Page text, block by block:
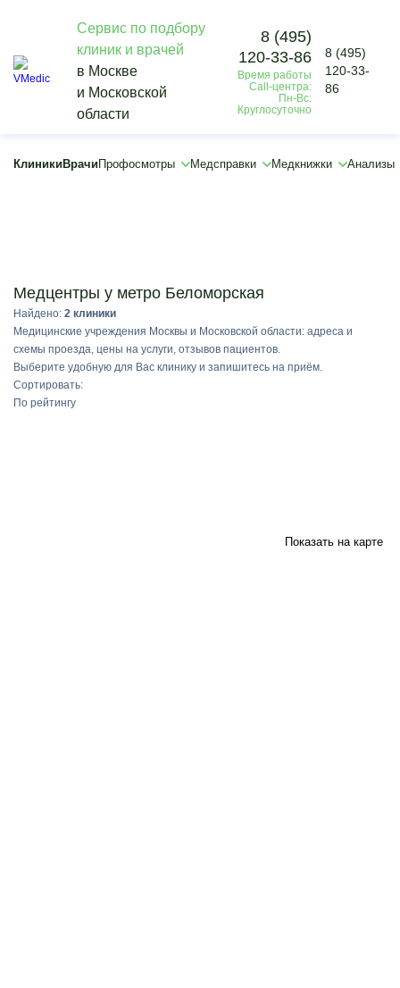
Сервис по подбору
клиник и врачей
в Москве
и Московской
области
8 (495)
120-33-86
Время работы
Call-центра:
Пн-Вс:
Круглосуточно
8 (495)
120-33-
86
Клиники Врачи Профосмотры Медсправки Медкнижки Анализы
Vmedic
Клиники
Беломорская
Медцентры у метро Беломорская
Найдено: 2 клиники
Медицинские учреждения Москвы и Московской области: адреса и
схемы проезда, цены на услуги, отзывов пациентов.
Выберите удобную для Вас клинику и запишитесь на приём.
Сортировать:
По рейтингу
Показать на карте